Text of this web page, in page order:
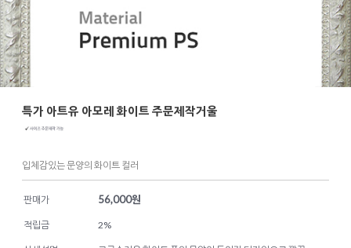
특가 아트유 아모레 화이트 주문제작거울
입체감있는 문양의 화이트 컬러
판매가 56,000원
적립금 2%